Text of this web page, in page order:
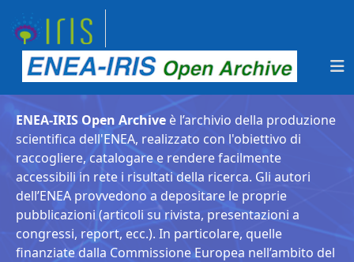
ENEA-IRIS Open Archive è l’archivio della produzione
scientifica dell'ENEA, realizzato con l'obiettivo di
raccogliere, catalogare e rendere facilmente
accessibili in rete i risultati della ricerca. Gli autori
dell’ENEA provvedono a depositare le proprie
pubblicazioni (articoli su rivista, presentazioni a
congressi, report, ecc.). In particolare, quelle
finanziate dalla Commissione Europea nell’ambito del